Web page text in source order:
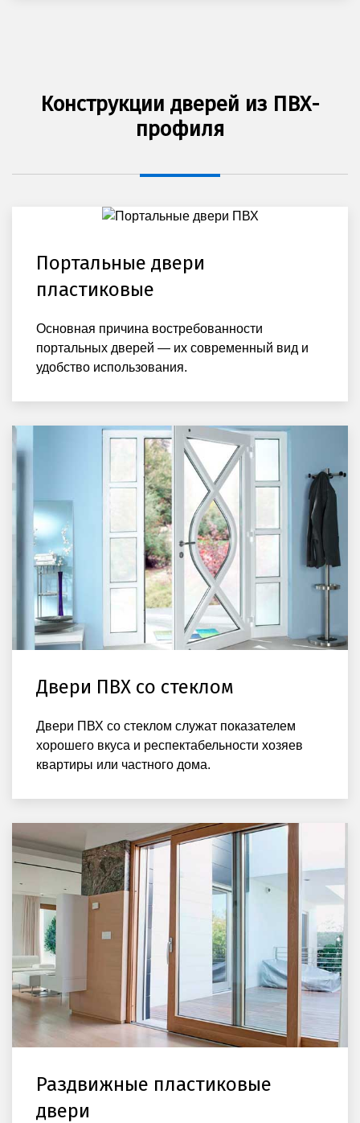
Конструкции дверей из ПВХ-
профиля
Портальные двери
пластиковые
Основная причина востребованности
портальных дверей — их современный вид и
удобство использования.
Двери ПВХ со стеклом
Двери ПВХ со стеклом служат показателем
хорошего вкуса и респектабельности хозяев
квартиры или частного дома.
Раздвижные пластиковые
двери